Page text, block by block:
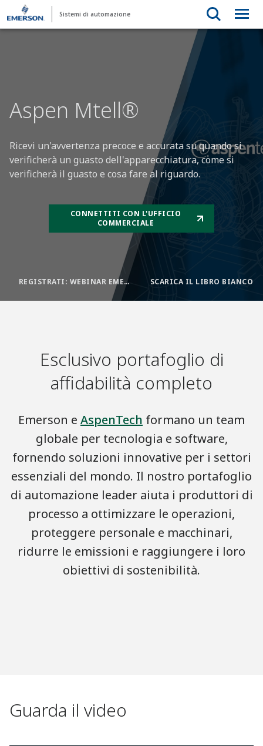
Sistemi di automazione
Aspen Mtell®
Ricevi un'avvertenza precoce e accurata su quando si
verificherà un guasto dell'apparecchiatura, come si
verificherà il guasto e cosa fare al riguardo.
CONNETTITI CON L'UFFICIO
COMMERCIALE
REGISTRATI: WEBINAR EMERSON ASPENTECH SCARICA IL LIBRO BIANCO
Esclusivo portafoglio di
affidabilità completo
Emerson e AspenTech formano un team
globale per tecnologia e software,
fornendo soluzioni innovative per i settori
essenziali del mondo. Il nostro portafoglio
di automazione leader aiuta i produttori di
processo a ottimizzare le operazioni,
proteggere personale e macchinari,
ridurre le emissioni e raggiungere i loro
obiettivi di sostenibilità.
Guarda il video